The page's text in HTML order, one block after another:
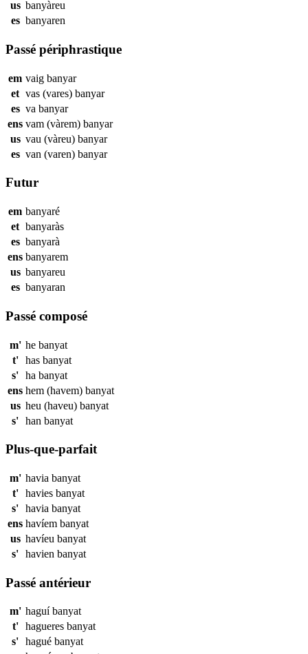
us banyàreu
es banyaren
Passé périphrastique
em vaig banyar
et vas (vares) banyar
es va banyar
ens vam (vàrem) banyar
us vau (vàreu) banyar
es van (varen) banyar
Futur
em banyaré
et banyaràs
es banyarà
ens banyarem
us banyareu
es banyaran
Passé composé
m' he banyat
t'
has banyat
s' ha banyat
ens hem (havem) banyat
us heu (haveu) banyat
s' han banyat
Plus-que-parfait
m' havia banyat
t'
havies banyat
s' havia banyat
ens havíem banyat
us havíeu banyat
s' havien banyat
Passé antérieur
m' haguíbanyat
t'
hagueres banyat
s' hagué banyat